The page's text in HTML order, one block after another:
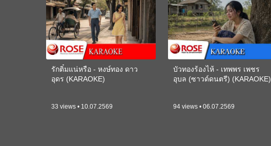
รักติ๋มแน่หรือ - หงษ์ทอง ดาว
อุดร (KARAOKE)
33 views • 10.07.2569
บัวทองร้องไห้ - เทพพร เพชร
อุบล (ซาวด์ดนตรี) (KARAOKE)
94 views • 06.07.2569